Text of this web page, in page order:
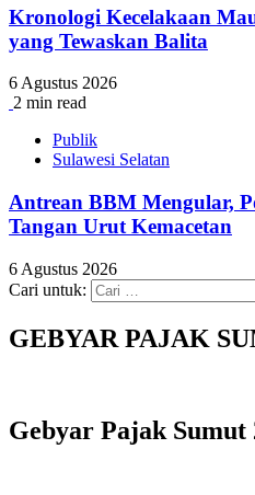
Kronologi Kecelakaan
yang Tewaskan Balita
6 Agustus 2026
2 min read
Publik
Sulawesi Selatan
Antrean BBM Mengular,
Tangan Urut Kemacetan
6 Agustus 2026
Cari untuk:
GEBYAR PAJAK
Gebyar Pajak Sumut